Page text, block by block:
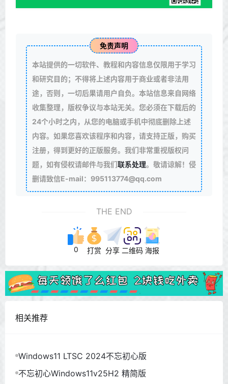
免责声明
本站提供的一切软件、教程和内容信息仅限用于学习
和研究目的；不得将上述内容用于商业或者非法用
途，否则，一切后果请用户自负。本站信息来自网络
收集整理，版权争议与本站无关。您必须在下载后的
24个小时之内，从您的电脑或手机中彻底删除上述
内容。如果您喜欢该程序和内容，请支持正版，购买
注册，得到更好的正版服务。我们非常重视版权问
题，如有侵权请邮件与我们联系处理。敬请谅解！侵
删请致信E-mail：995113774@qq.com
THE END
0 打赏 分享 二维码 海报
相关推荐
Windows11 LTSC 2024不忘初心版
不忘初心Windows11v25H2 精简版